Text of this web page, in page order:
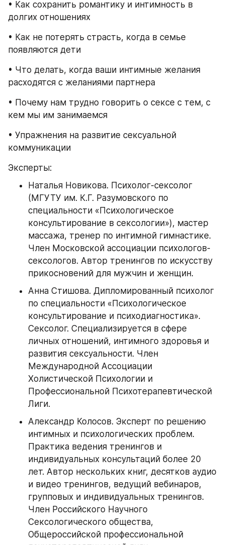
• Как сохранить романтику и интимность в
долгих отношениях
• Как не потерять страсть, когда в семье
появляются дети
• Что делать, когда ваши интимные желания
расходятся с желаниями партнера
• Почему нам трудно говорить о сексе с тем, с
кем мы им занимаемся
• Упражнения на развитие сексуальной
коммуникации
Эксперты:
Наталья Новикова. Психолог-сексолог
(МГУТУ им. К.Г. Разумовского по
специальности «Психологическое
консультирование в сексологии»), мастер
массажа, тренер по интимной гимнастике.
Член Московской ассоциации психологов-
сексологов. Автор тренингов по искусству
прикосновений для мужчин и женщин.
Анна Стишова. Дипломированный психолог
по специальности «Психологическое
консультирование и психодиагностика».
Сексолог. Специализируется в сфере
личных отношений, интимного здоровья и
развития сексуальности. Член
Международной Ассоциации
Холистической Психологии и
Профессиональной Психотерапевтической
Лиги.
Александр Колосов. Эксперт по решению
интимных и психологических проблем.
Практика ведения тренингов и
индивидуальных консультаций более 20
лет. Автор нескольких книг, десятков аудио
и видео тренингов, ведущий вебинаров,
групповых и индивидуальных тренингов.
Член Российского Научного
Сексологического общества,
Общероссийской профессиональной